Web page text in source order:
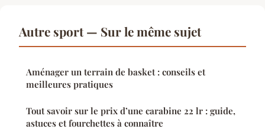
Autre sport — Sur le même sujet
Aménager un terrain de basket : conseils et
meilleures pratiques
Tout savoir sur le prix d’une carabine 22 lr : guide,
astuces et fourchettes à connaître